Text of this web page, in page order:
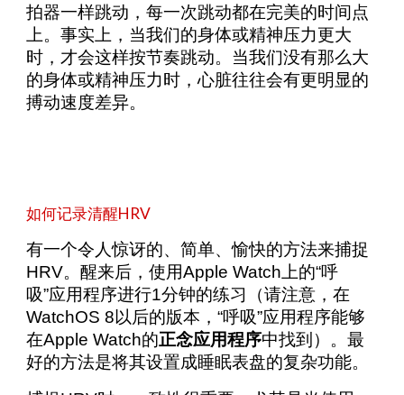
拍器一样跳动，每一次跳动都在完美的时间点
上。事实上，当我们的身体或精神压力更大
时，才会这样按节奏跳动。当我们没有那么大
的身体或精神压力时，心脏往往会有更明显的
搏动速度差异。
如何记录清醒HRV
有一个令人惊讶的、简单、愉快的方法来捕捉
HRV。醒来后，使用Apple Watch上的“呼
吸”应用程序进行1分钟的练习（请注意，在
WatchOS 8以后的版本，“呼吸”应用程序能够
在Apple Watch的正念应用程序中找到）。最
好的方法是将其设置成睡眠表盘的复杂功能。